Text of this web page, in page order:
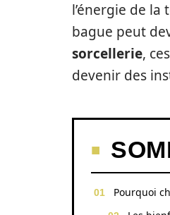
l’énergie de
bague peut
sorcellerie,
devenir des
Pourquoi